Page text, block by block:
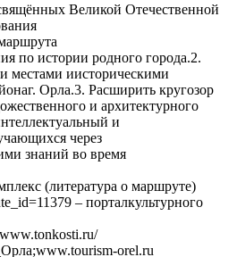
Великой Отечественной
по истории родного города.2.
местами иисторическими
Орла.3. Расширить кругозор
и архитектурного
и
через
знаний во время
(литература о маршруте)
– порталкультурного
orel.ru